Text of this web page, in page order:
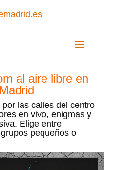
al aire libre en
Madrid
las calles del centro
en vivo, enigmas y
Elige entre
pequeños o